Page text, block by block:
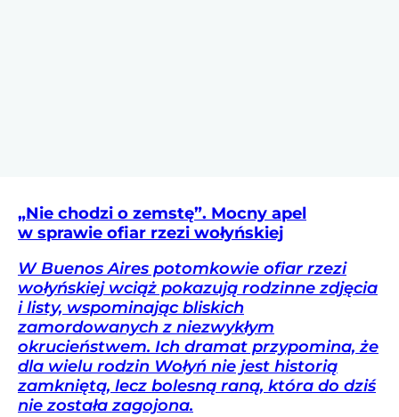
„Nie chodzi o zemstę”. Mocny apel
w sprawie ofiar rzezi wołyńskiej
W Buenos Aires potomkowie ofiar rzezi
wołyńskiej wciąż pokazują rodzinne zdjęcia
i listy, wspominając bliskich
zamordowanych z niezwykłym
okrucieństwem. Ich dramat przypomina, że
dla wielu rodzin Wołyń nie jest historią
zamkniętą, lecz bolesną raną, która do dziś
nie została zagojona.